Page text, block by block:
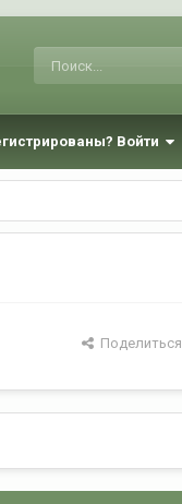
Войти
Поделиться